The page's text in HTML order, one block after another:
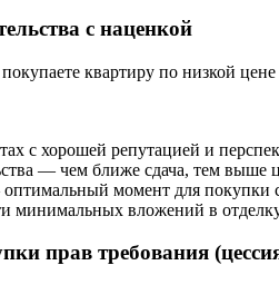
с наценкой
квартиру по низкой
с хорошей репутацией и
— чем ближе сдача, тем выше
момент для покупки
минимальных вложений в
прав требования